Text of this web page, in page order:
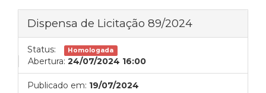
Dispensa de Licitação 89/2024
Status: Homologada
Abertura: 24/07/2024 16:00
Publicado em: 19/07/2024